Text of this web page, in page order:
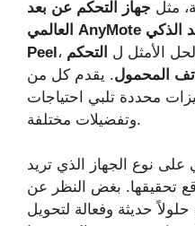
مثل جهاز التحكم عن بعد
العالمي AnyMote الذكي
Peel
الأمثل ل التحكم
المحمول. يقدم كل من
محددة تلبي احتياجات
وتفضيلات مختلفة.
على نوع الجهاز الذي تريد
تحقيقها. بغض النظر عن
حديثة وفعالة لتحويل